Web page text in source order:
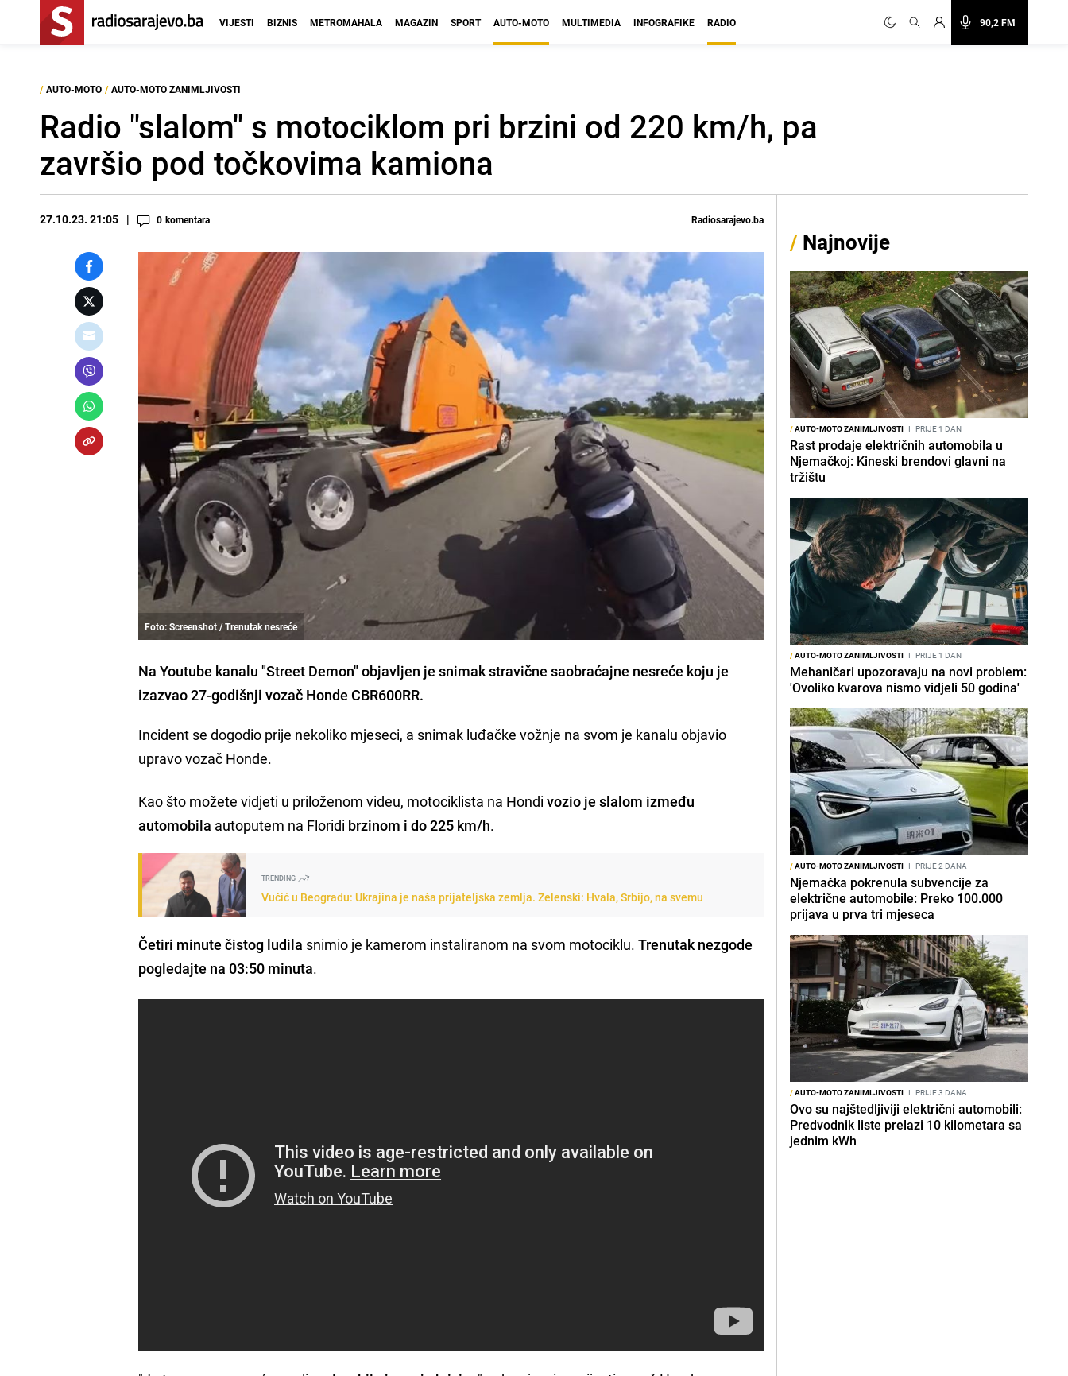
90,2 FM
VIJESTI BIZNIS METROMAHALA MAGAZIN SPORT AUTO-MOTO MULTIMEDIA INFOGRAFIKE RADIO
/ AUTO-MOTO / AUTO-MOTO ZANIMLJIVOSTI
Radio "slalom" s motociklom pri brzini od 220 km/h, pa
završio pod točkovima kamiona
27.10.23. 21:05 0 komentara Radiosarajevo.ba
Foto: Screenshot / Trenutak nesreće
Na Youtube kanalu "Street Demon" objavljen je snimak stravične saobraćajne nesreće koju je
izazvao 27-godišnji vozač Honde CBR600RR.
Incident se dogodio prije nekoliko mjeseci, a snimak luđačke vožnje na svom je kanalu objavio
upravo vozač Honde.
Kao što možete vidjeti u priloženom videu, motociklista na Hondivozio je slalom između
automobila autoputem na Floridi brzinom i do 225 km/h.
TRENDING
Vučić u Beogradu: Ukrajina je naša prijateljska zemlja. Zelenski: Hvala, Srbijo, na svemu
Četiri minute čistog ludila snimio je kamerom instaliranom na svom motociklu.Trenutak nezgode
pogledajte na 03:50 minuta.
/ Najnovije
/AUTO-MOTO ZANIMLJIVOSTI I PRIJE 1 DAN
Rast prodaje električnih automobila u
Njemačkoj: Kineski brendovi glavni na
tržištu
/AUTO-MOTO ZANIMLJIVOSTI I PRIJE 1 DAN
Mehaničari upozoravaju na novi problem:
'Ovoliko kvarova nismo vidjeli 50 godina'
/AUTO-MOTO ZANIMLJIVOSTI I PRIJE 2 DANA
Njemačka pokrenula subvencije za
električne automobile: Preko 100.000
prijava u prva tri mjeseca
/AUTO-MOTO ZANIMLJIVOSTI I PRIJE 3 DANA
Ovo su najštedljiviji električni automobili:
Predvodnik liste prelazi 10 kilometara sa
jednim kWh